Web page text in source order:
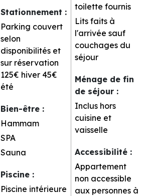
Stationnement :
Parking couvert
selon
disponibilités et
sur réservation
125€ hiver 45€
été
Bien-être :
Hammam
SPA
Sauna
Piscine :
Piscine intérieure
toilette fournis
Lits faits à
l'arrivée sauf
couchages du
séjour
Ménage de fin
de séjour :
Inclus hors
cuisine et
vaisselle
Accessibilité :
Appartement
non accessible
aux personnes à